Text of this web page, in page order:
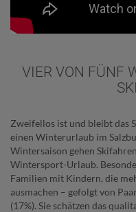
VIER VON FÜNF
Zweifellos ist und bleibt das
einen Winterurlaub im
Wintersaison gehen
Wintersport-Urlaub.
Familien mit Kindern, die
ausmachen – gefolgt von
(17%). Sie schätzen das